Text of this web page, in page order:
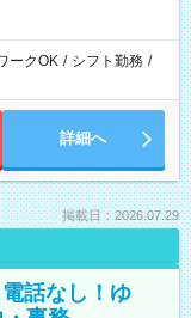
ークOK / シフト勤務 /
詳細へ
掲載日：2026.07.29
話なし！ゆ